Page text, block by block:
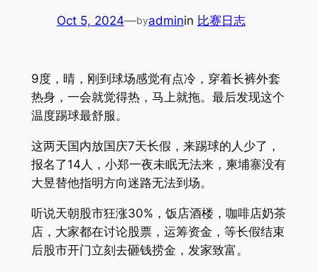
Oct 5, 2024—byadminin 比赛日志
9度，晴，刚到球场感觉有点冷，穿着长裤外套
热身，一会就觉得热，马上就拖。最后发现这个
温度踢球最舒服。
这两天国内放国庆7天长假，来踢球的人少了，
报名了14人，小郑一夜未眠无法来，柬埔寨没有
大昱替他指明方向迷路无法到场。
听说天朝股市狂涨30%，饭店酒楼，咖啡店奶茶
店，大家都在讨论股票，运筹资金，等长假结束
后股市开门立刻去砸钱捞金，发家致富。